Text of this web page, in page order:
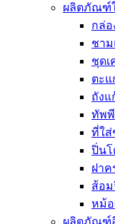
ผลิตภัณฑ์
กล่อ
ชา
ชุดเ
ตะแ
ถังแ
ทัพพี
ที่ใ
ปิ่นโ
ฝาค
ส้อ
หม้
ผลิตภัณฑ์